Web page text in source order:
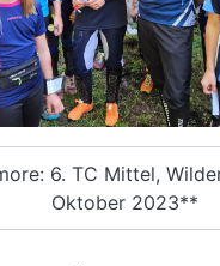
6. TC Mittel,
Oktober 2023**